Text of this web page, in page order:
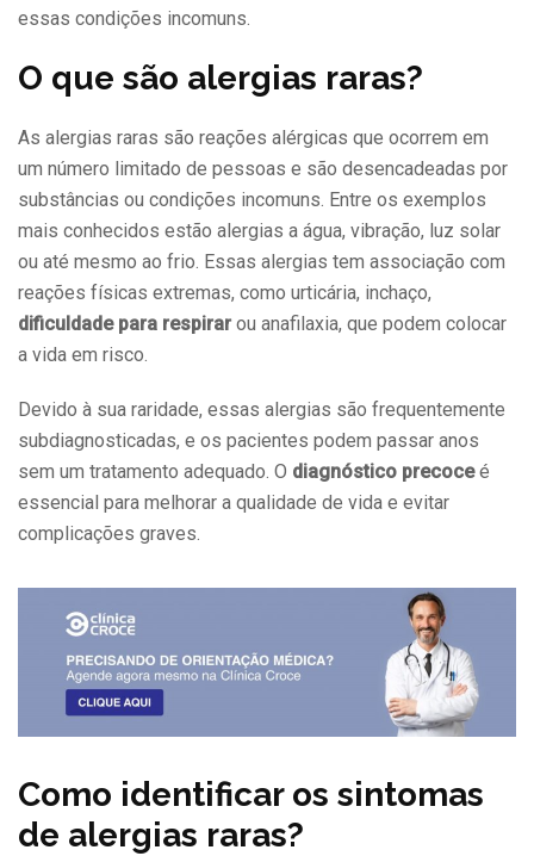
essas condições incomuns.
O que são alergias raras?
As alergias raras são reações alérgicas que ocorrem em
um número limitado de pessoas e são desencadeadas por
substâncias ou condições incomuns. Entre os exemplos
mais conhecidos estão alergias a água, vibração, luz solar
ou até mesmo ao frio. Essas alergias tem associação com
reações físicas extremas, como urticária, inchaço,
dificuldade para respirarou anafilaxia, que podem colocar
a vida em risco.
Devido à sua raridade, essas alergias são frequentemente
subdiagnosticadas, e os pacientes podem passar anos
sem um tratamento adequado. O diagnóstico precoceé
essencial para melhorar a qualidade de vida e evitar
complicações graves.
Como identificar os sintomas
de alergias raras?